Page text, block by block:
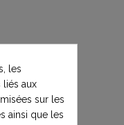
les
liés aux
sur les
ainsi que les